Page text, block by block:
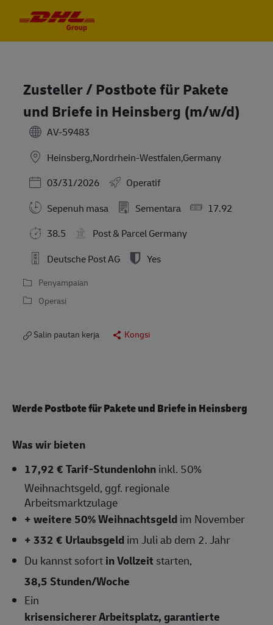
Zusteller / Postbote für Pakete
und Briefe in Heinsberg (m/w/d)
AV-59483
Heinsberg,Nordrhein-Westfalen,Germany
Posted Date
03/31/2026
Operatif
Sepenuh masa
Sementara
17.92
38.5
Post & Parcel Germany
Deutsche Post AG
Yes
Penyampaian
Operasi
Salin pautan kerja Kongsi
Werde Postbote für Pakete und Briefe in Heinsberg
Was wir bieten
17,92 € Tarif-Stundenlohninkl. 50%
Weihnachtsgeld, ggf. regionale
Arbeitsmarktzulage
+ weitere 50% Weihnachtsgeldim November
+ 332 € Urlaubsgeldim Juli ab dem 2. Jahr
Du kannst sofortin Vollzeit starten,
38,5 Stunden/Woche
Ein
krisensicherer Arbeitsplatz, garantierte